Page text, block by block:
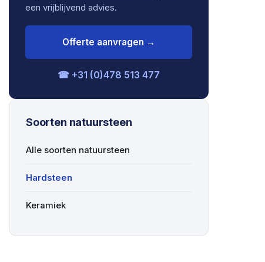
een vrijblijvend advies.
Offerte aanvragen →
☎ +31 (0)478 513 477
Soorten natuursteen
Alle soorten natuursteen
Hardsteen
Keramiek